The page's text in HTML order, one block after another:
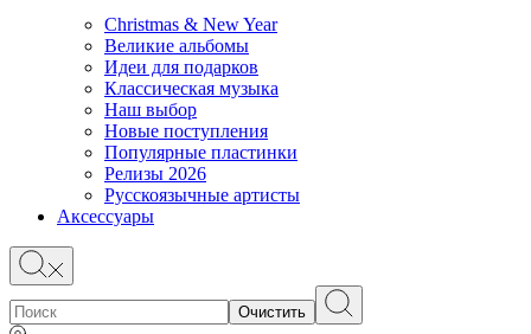
Christmas & New Year
Великие альбомы
Идеи для подарков
Классическая музыка
Наш выбор
Новые поступления
Популярные пластинки
Релизы 2026
Русскоязычные артисты
Аксессуары
Очистить